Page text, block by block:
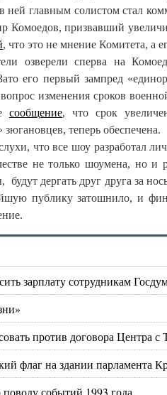
главным солистом стал
Комоедов, призвавший
, что это не мнение Комитета, а
озверели сперва на
его первый зампред
изменения сроков
сообщение, что срок
теперь обеспечена.
что все шоу разработал
не только шоумена, но и
дергать друг друга за
публику затошнило, и
зарплату сотрудникам
против договора Центра с
флаг на здании парламента
событий 1993 года